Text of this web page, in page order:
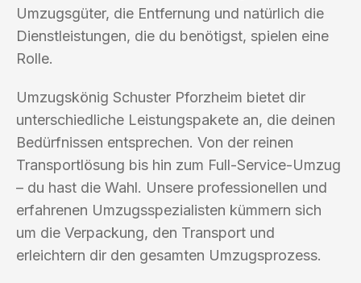
Umzugsgüter, die Entfernung und natürlich die
Dienstleistungen, die du benötigst, spielen eine
Rolle.
Umzugskönig Schuster Pforzheim bietet dir
unterschiedliche Leistungspakete an, die deinen
Bedürfnissen entsprechen. Von der reinen
Transportlösung bis hin zum Full-Service-Umzug
– du hast die Wahl. Unsere professionellen und
erfahrenen Umzugsspezialisten kümmern sich
um die Verpackung, den Transport und
erleichtern dir den gesamten Umzugsprozess.